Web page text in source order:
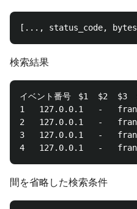
検索結果
イベント番号	$1	$2	$3	$4	$5	$6	$7	$8	$9	$bytes	$status_code
1	127.0.0.1	-	frank	10/Oct/2000:13:25:15 -0700	GET /apache_pb.gif HTTP/1.0	1534	200
2	127.0.0.1	-	frank	10/Oct/2000:13:35:22 -0700	GET /apache_pb.gif HTTP/1.0	5324	500
3	127.0.0.1	-	frank	10/Oct/2000:13:50:35 -0700	GET /apache_pb.gif HTTP/1.0	4355	200
間を省略した検索条件